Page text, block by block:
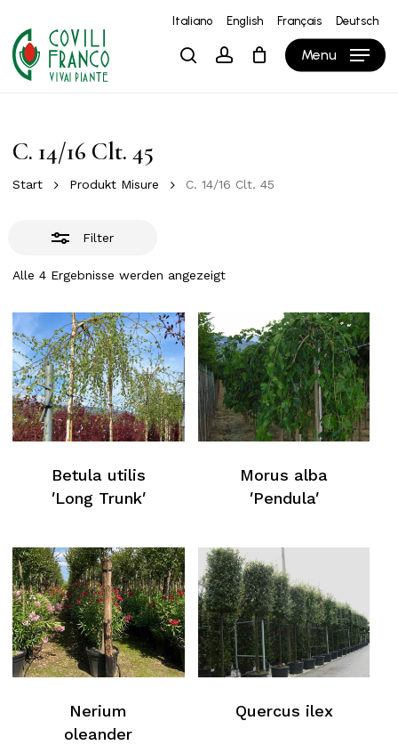
main
content
Italiano English Français Deutsch
searchaccount Menu
Warenkorb Close
Cart
C. 14/16 Clt. 45
Start Produkt Misure C. 14/16 Clt. 45
Filter
Alle 4 Ergebnisse werden angezeigt
Close
Filters
Betula utilis
′Long Trunk′
Morus alba
′Pendula′
Nerium
oleander
Quercus ilex